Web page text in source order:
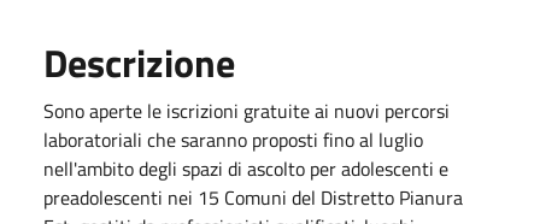
Descrizione
Sono aperte le iscrizioni gratuite ai nuovi percorsi
laboratoriali che saranno proposti fino al luglio
nell'ambito degli spazi di ascolto per adolescenti e
preadolescenti nei 15 Comuni del Distretto Pianura